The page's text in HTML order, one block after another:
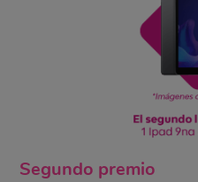
Segundo premio